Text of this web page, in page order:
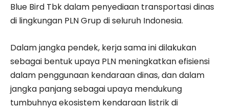
Blue Bird Tbk dalam penyediaan transportasi dinas
di lingkungan PLN Grup di seluruh Indonesia.
Dalam jangka pendek, kerja sama ini dilakukan
sebagai bentuk upaya PLN meningkatkan efisiensi
dalam penggunaan kendaraan dinas, dan dalam
jangka panjang sebagai upaya mendukung
tumbuhnya ekosistem kendaraan listrik di